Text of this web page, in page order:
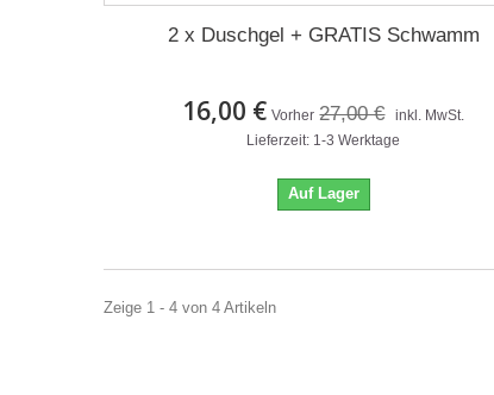
2 x Duschgel + GRATIS Schwamm
16,00 € Vorher 27,00 €
inkl. MwSt.
Lieferzeit: 1-3 Werktage
Auf Lager
Zeige 1 - 4 von 4 Artikeln